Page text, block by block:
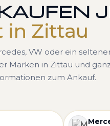
in Zittau
VW oder ein
Marken in Zittau und
zum Ankauf.